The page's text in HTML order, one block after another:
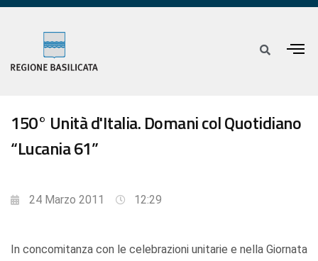
150° Unità d'Italia. Domani col Quotidiano
“Lucania 61”
24 Marzo 2011 12:29
In concomitanza con le celebrazioni unitarie e nella Giornata